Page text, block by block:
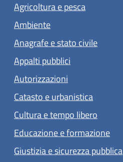
Agricoltura e pesca
Ambiente
Anagrafe e stato civile
Appalti pubblici
Autorizzazioni
Catasto e urbanistica
Cultura e tempo libero
Educazione e formazione
Giustizia e sicurezza pubblica